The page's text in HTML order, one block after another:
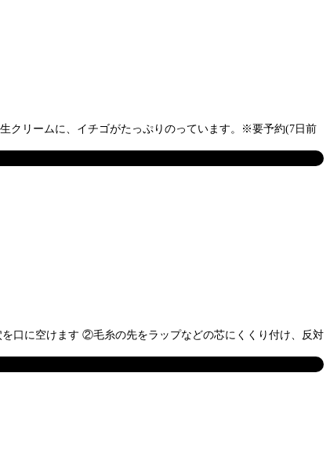
クリームに、イチゴがたっぷりのっています。※要予約(7日前
口に空けます ②毛糸の先をラップなどの芯にくくり付け、反対